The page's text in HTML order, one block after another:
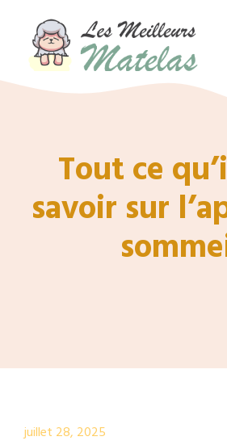
contenu
Tout ce
savoir sur
juillet 28, 2025